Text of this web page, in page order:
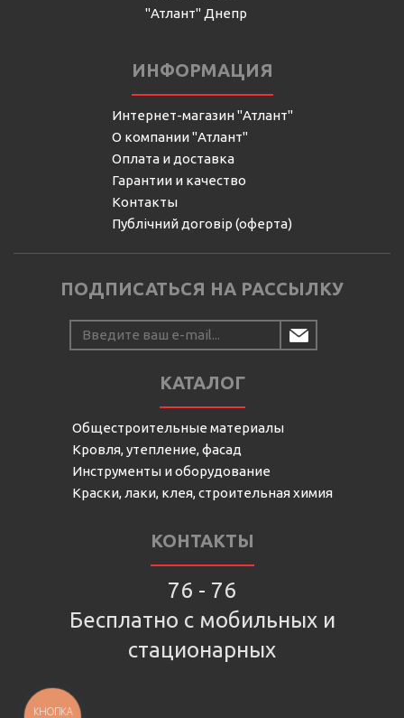
"Атлант" Днепр
ИНФОРМАЦИЯ
Интернет-магазин "Атлант"
О компании "Атлант"
Оплата и доставка
Гарантии и качество
Контакты
Публічний договір (оферта)
ПОДПИСАТЬСЯ НА РАССЫЛКУ
КАТАЛОГ
Общестроительные материалы
Кровля, утепление, фасад
Инструменты и оборудование
Краски, лаки, клея, строительная химия
КОНТАКТЫ
76 - 76
Бесплатно с мобильных и
стационарных
КНОПКА